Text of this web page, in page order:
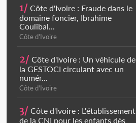
1/ Côte d'Ivoire : Fraude dans le
domaine foncier, Ibrahime
Coulibal...
Côte d'Ivoire
2/ Côte d'Ivoire : Un véhicule de
la GESTOCI circulant avec un
numér...
Côte d'Ivoire
3/ Côte d'Ivoire : L'établissement
de la CNI pour les enfants dès